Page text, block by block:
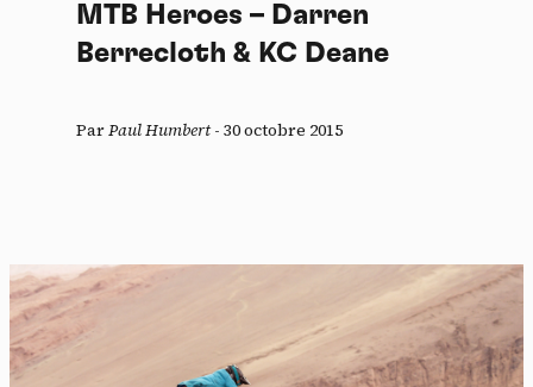
MTB Heroes – Darren
Berrecloth & KC Deane
ParPaul Humbert- 30 octobre 2015